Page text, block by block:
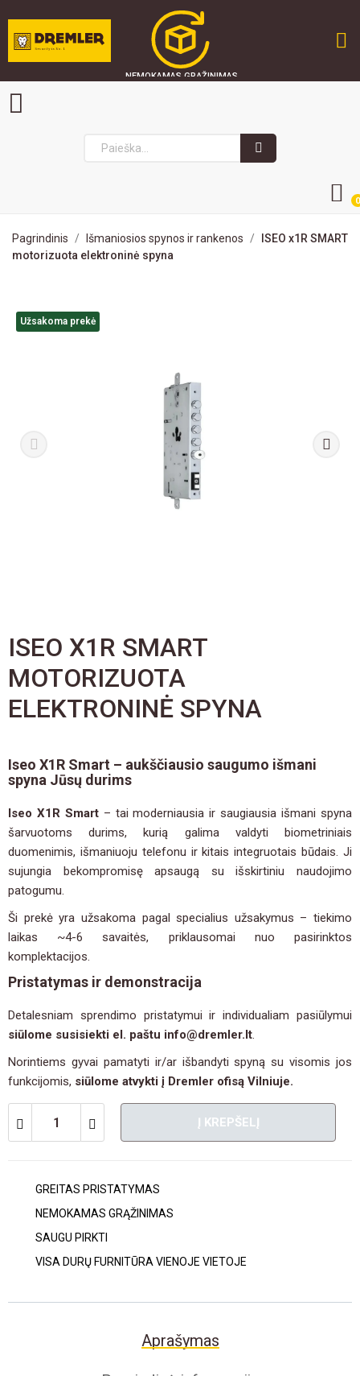
GREITAS PRISTATYMAS
NEMOKAMAS GRĄŽINIMAS
SAUGU PIRKTI
0
Pagrindinis Išmaniosios spynos ir rankenos
ISEO x1R SMART
motorizuota elektroninė spyna
Užsakoma prekė
ISEO X1R SMART
MOTORIZUOTA
ELEKTRONINĖ SPYNA
Iseo X1R Smart – aukščiausio saugumo išmani
spyna Jūsų durims
Iseo X1R Smart– tai moderniausia ir saugiausia išmani spyna
šarvuotoms durims, kurią galima valdyti biometriniais
duomenimis, išmaniuoju telefonu ir kitais integruotais būdais. Ji
sujungia bekompromisę apsaugą su išskirtiniu naudojimo
patogumu.
Ši prekė yra užsakoma pagal specialius užsakymus – tiekimo
laikas ~4-6 savaitės, priklausomai nuo pasirinktos
komplektacijos.
Pristatymas ir demonstracija
Detalesniam sprendimo pristatymui ir individualiam pasiūlymui
siūlome susisiekti el. paštu info@dremler.lt.
Norintiems gyvai pamatyti ir/ar išbandyti spyną su visomis jos
funkcijomis, siūlome atvykti į Dremler ofisą Vilniuje.
Į KREPŠELĮ
GREITAS PRISTATYMAS
NEMOKAMAS GRĄŽINIMAS
SAUGU PIRKTI
VISA DURŲ FURNITŪRA VIENOJE VIETOJE
Aprašymas